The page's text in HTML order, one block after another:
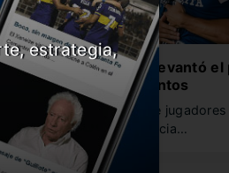
plantel de Gimnasia levantó el
retomó los entrenamientos
una larga reunión entre
trabajaron en Estancia…
estrategia,